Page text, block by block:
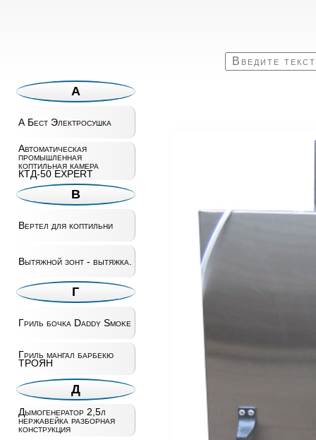
А
А Бест Электросушка
Автоматическая
промышленная
коптильная камера
КТД-50 EXPERT
В
Вертел для коптильни
Вытяжной зонт - вытяжка.
Г
Гриль бочка Daddy Smoke
Гриль мангал барбекю
ТРОЯН
Д
Дымогенератор 2,5л
нержавейка разборная
конструкция